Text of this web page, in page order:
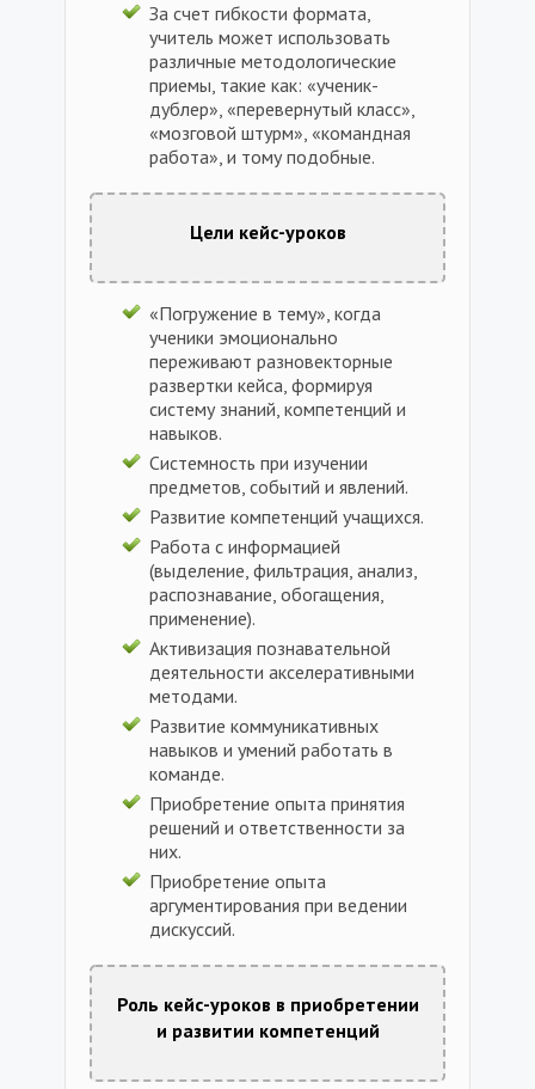
За счет гибкости формата,
учитель может использовать
различные методологические
приемы, такие как: «ученик-
дублер», «перевернутый класс»,
«мозговой штурм», «командная
работа», и тому подобные.
Цели кейс-уроков
«Погружение в тему», когда
ученики эмоционально
переживают разновекторные
развертки кейса, формируя
систему знаний, компетенций и
навыков.
Системность при изучении
предметов, событий и явлений.
Развитие компетенций учащихся.
Работа с информацией
(выделение, фильтрация, анализ,
распознавание, обогащения,
применение).
Активизация познавательной
деятельности акселеративными
методами.
Развитие коммуникативных
навыков и умений работать в
команде.
Приобретение опыта принятия
решений и ответственности за
них.
Приобретение опыта
аргументирования при ведении
дискуссий.
Роль кейс-уроков в приобретении
и развитии компетенций